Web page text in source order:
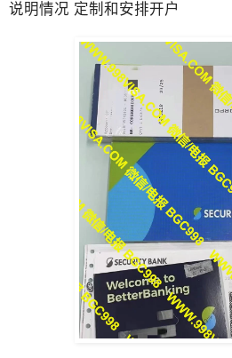
说明情况 定制和安排开户